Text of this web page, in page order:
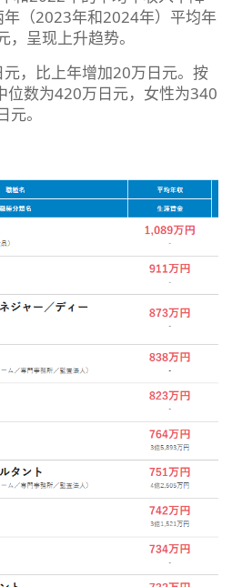
（2023年和2024年）平均年
呈现上升趋势。
，比上年增加20万日元。按
位数为420万日元，女性为340
。